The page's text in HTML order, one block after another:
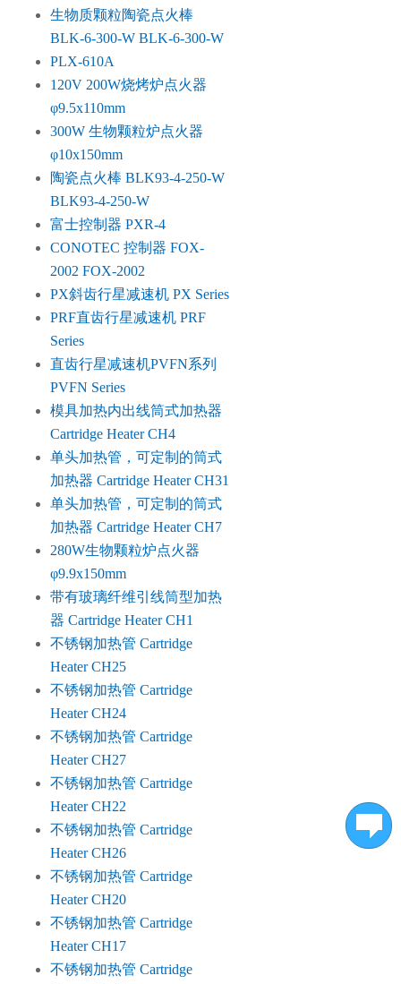
生物质颗粒陶瓷点火棒
BLK-6-300-W BLK-6-300-W
PLX-610A
120V 200W烧烤炉点火器
φ9.5x110mm
300W 生物颗粒炉点火器
φ10x150mm
陶瓷点火棒 BLK93-4-250-W
BLK93-4-250-W
富士控制器 PXR-4
CONOTEC 控制器 FOX-
2002 FOX-2002
PX斜齿行星减速机 PX Series
PRF直齿行星减速机 PRF
Series
直齿行星减速机PVFN系列
PVFN Series
模具加热内出线筒式加热器
Cartridge Heater CH4
单头加热管，可定制的筒式
加热器 Cartridge Heater CH31
单头加热管，可定制的筒式
加热器 Cartridge Heater CH7
280W生物颗粒炉点火器
φ9.9x150mm
带有玻璃纤维引线筒型加热
器 Cartridge Heater CH1
不锈钢加热管 Cartridge
Heater CH25
不锈钢加热管 Cartridge
Heater CH24
不锈钢加热管 Cartridge
Heater CH27
不锈钢加热管 Cartridge
Heater CH22
不锈钢加热管 Cartridge
Heater CH26
不锈钢加热管 Cartridge
Heater CH20
不锈钢加热管 Cartridge
Heater CH17
不锈钢加热管 Cartridge